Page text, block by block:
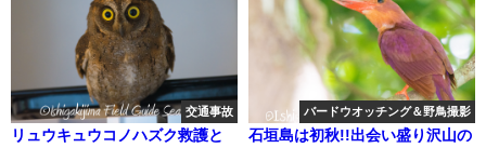
交通事故
リュウキュウコノハズク救護と
バードウオッチング＆野鳥撮影
石垣島は初秋!!出会い盛り沢山の